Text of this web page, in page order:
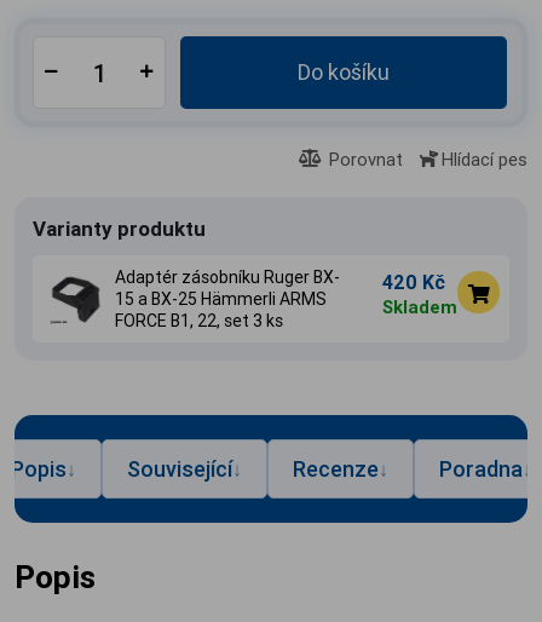
Do košíku
Porovnat Hlídací pes
Varianty produktu
Adaptér zásobníku Ruger BX-
15 a BX-25 Hämmerli ARMS
FORCE B1, 22, set 3 ks
420 Kč
Skladem
Popis↓ Související↓ Recenze↓ Poradna↓
Popis